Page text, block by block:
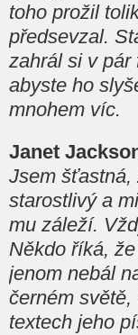
toho prožil
předsevzal.
zahrál si v pár
abyste ho
mnohem víc.
Janet
Jsem šťastná,
starostlivý a
mu záleží.
Někdo říká,
jenom nebál
černém
textech jeho